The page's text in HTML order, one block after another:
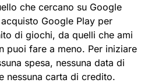
che cercano su Google
Google Play per
di giochi, da quelli che ami
puoi fare a meno. Per iniziare
spesa, nessuna data di
nessuna carta di credito.